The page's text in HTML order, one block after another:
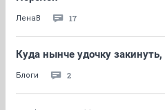
ЛенаВ 17
Куда нынче удочку закинуть,
Блоги 2